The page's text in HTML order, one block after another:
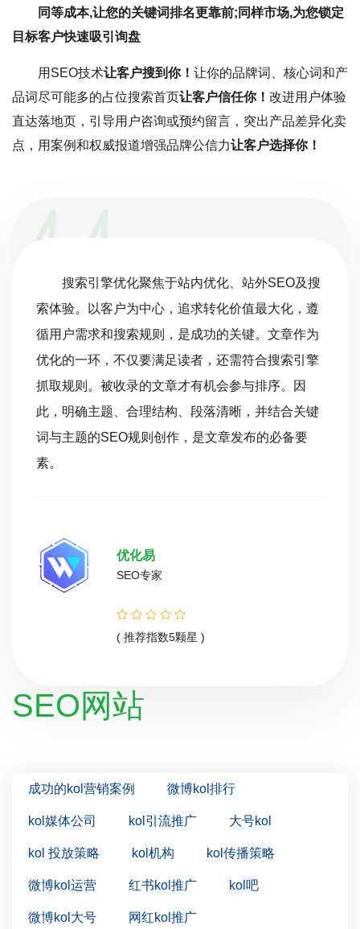
同等成本,让您的关键词排名更靠前;同样市场,为您锁定
目标客户快速吸引询盘
用SEO技术让客户搜到你！ 让你的品牌词、核心词和产
品词尽可能多的占位搜索首页让客户信任你！ 改进用户体验
直达落地页，引导用户咨询或预约留言，突出产品差异化卖
点，用案例和权威报道增强品牌公信力让客户选择你！
搜索引擎优化聚焦于站内优化、站外SEO及搜
索体验。以客户为中心，追求转化价值最大化，遵
循用户需求和搜索规则，是成功的关键。文章作为
优化的一环，不仅要满足读者，还需符合搜索引擎
抓取规则。被收录的文章才有机会参与排序。因
此，明确主题、合理结构、段落清晰，并结合关键
词与主题的SEO规则创作，是文章发布的必备要
素。
优化易
SEO专家
( 推荐指数5颗星 )
SEO网站
成功的kol营销案例 微博kol排行
kol媒体公司 kol引流推广 大号kol
kol 投放策略 kol机构 kol传播策略
微博kol运营 红书kol推广 kol吧
微博kol大号 网红kol推广